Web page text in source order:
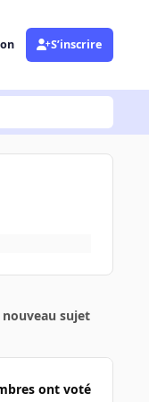
S’inscrire
sujet
ont voté